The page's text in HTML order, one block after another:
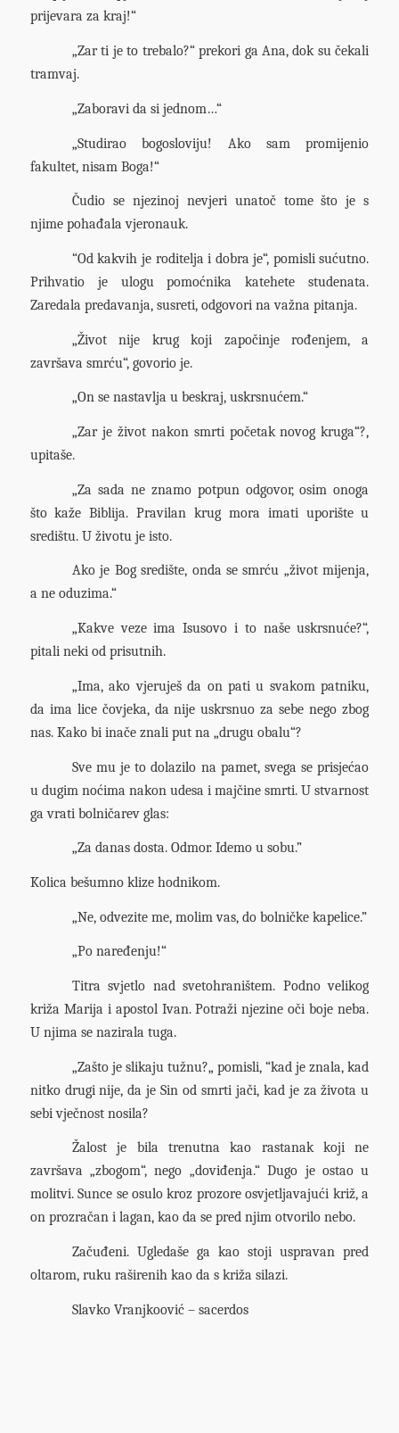
prijevara za kraj!“
„Zar ti je to trebalo?“ prekori ga Ana, dok su čekali
tramvaj.
„Zaboravi da si jednom…“
„Studirao bogosloviju! Ako sam promijenio
fakultet, nisam Boga!“
Čudio se njezinoj nevjeri unatoč tome što je s
njime pohađala vjeronauk.
“Od kakvih je roditelja i dobra je“, pomisli sućutno.
Prihvatio je ulogu pomoćnika katehete studenata.
Zaredala predavanja, susreti, odgovori na važna pitanja.
„Život nije krug koji započinje rođenjem, a
završava smrću“, govorio je.
„On se nastavlja u beskraj, uskrsnućem.“
„Zar je život nakon smrti početak novog kruga“?,
upitaše.
„Za sada ne znamo potpun odgovor, osim onoga
što kaže Biblija. Pravilan krug mora imati uporište u
središtu. U životu je isto.
Ako je Bog središte, onda se smrću „život mijenja,
a ne oduzima.“
„Kakve veze ima Isusovo i to naše uskrsnuće?“,
pitali neki od prisutnih.
„Ima, ako vjeruješ da on pati u svakom patniku,
da ima lice čovjeka, da nije uskrsnuo za sebe nego zbog
nas. Kako bi inače znali put na „drugu obalu“?
Sve mu je to dolazilo na pamet, svega se prisjećao
u dugim noćima nakon udesa i majčine smrti. U stvarnost
ga vrati bolničarev glas:
„Za danas dosta. Odmor. Idemo u sobu.”
Kolica bešumno klize hodnikom.
„Ne, odvezite me, molim vas, do bolničke kapelice.”
„Po naređenju!“
Titra svjetlo nad svetohraništem. Podno velikog
križa Marija i apostol Ivan. Potraži njezine oči boje neba.
U njima se nazirala tuga.
„Zašto je slikaju tužnu?„ pomisli, “kad je znala, kad
nitko drugi nije, da je Sin od smrti jači, kad je za života u
sebi vječnost nosila?
Žalost je bila trenutna kao rastanak koji ne
završava „zbogom“, nego „doviđenja.“ Dugo je ostao u
molitvi. Sunce se osulo kroz prozore osvjetljavajući križ, a
on prozračan i lagan, kao da se pred njim otvorilo nebo.
Začuđeni. Ugledaše ga kao stoji uspravan pred
oltarom, ruku raširenih kao da s križa silazi.
Slavko Vranjkoović – sacerdos